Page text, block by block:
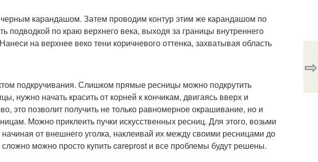
черным карандашом. Затем проводим контур этим же карандашом по
подводкой по краю верхнего века, выходя за границы внутреннего
на верхнее веко тени коричневого оттенка, захватывая область
подкручивания. Слишком прямые ресницы можно подкрутить
нужно начать красить от корней к кончикам, двигаясь вверх и
это позволит получить не только равномерное окрашивание, но и
Можно приклеить пучки искусственных ресниц. Для этого, возьми
от внешнего уголка, наклеивай их между своими ресницами до
можно просто купить careprost и все проблемы будут решены.
⇨